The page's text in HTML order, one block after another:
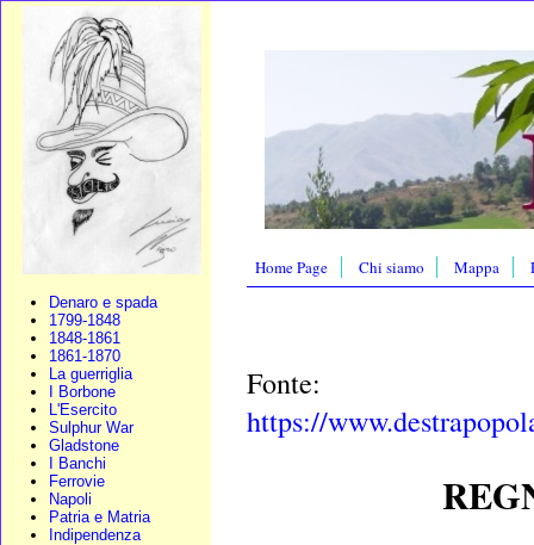
Denaro e spada
1799-1848
1848-1861
1861-1870
La guerriglia
I Borbone
L'Esercito
Sulphur War
Gladstone
I Banchi
Ferrovie
Napoli
Patria e Matria
Indipendenza
Home Page Chi siamo Mappa
Fonte:
https://